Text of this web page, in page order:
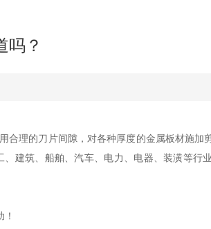
吗？
理的刀片间隙，对各种厚度的金属板材施加
建筑、船舶、汽车、电力、电器、装潢等行